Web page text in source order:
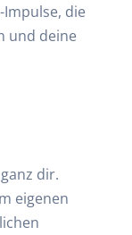
die
und deine
dir.
eigenen